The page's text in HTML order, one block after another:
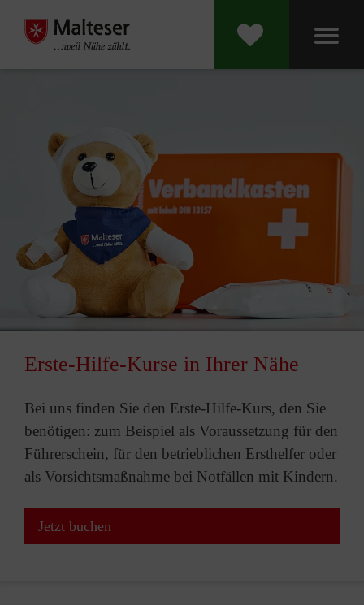
Erste-Hilfe-Kurse in Ihrer Nähe
Bei uns finden Sie den Erste-Hilfe-Kurs, den Sie
benötigen: zum Beispiel als Voraussetzung für den
Führerschein, für den betrieblichen Ersthelfer oder
als Vorsichtsmaßnahme bei Notfällen mit Kindern.
Jetzt buchen